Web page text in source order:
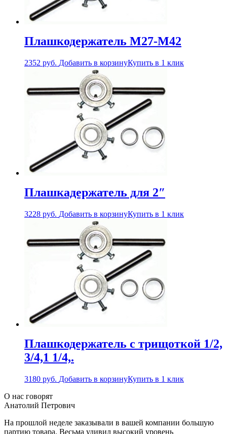
Плашкодержатель М27-М42
2352 руб. Добавить в корзинуКупить в 1 клик
Плашкадержатель для 2″
3228 руб. Добавить в корзинуКупить в 1 клик
Плашкодержатель с трищоткой 1/2,
3/4,1 1/4,.
3180 руб. Добавить в корзинуКупить в 1 клик
О нас говорят
Анатолий Петрович
На прошлой неделе заказывали в вашей компании большую
партию товара. Весьма удивил высокий уровень